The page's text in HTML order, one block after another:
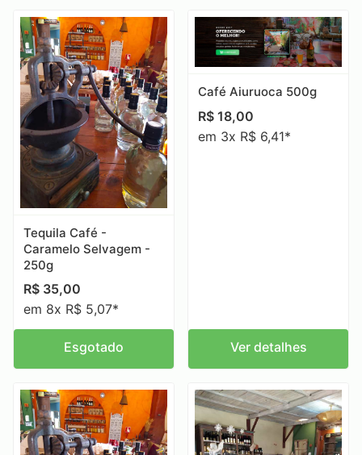
Tequila Café -
Caramelo Selvagem -
250g
R$ 35,00
em 8x R$ 5,07*
Esgotado
Café Aiuruoca 500g
R$ 18,00
em 3x R$ 6,41*
Ver detalhes